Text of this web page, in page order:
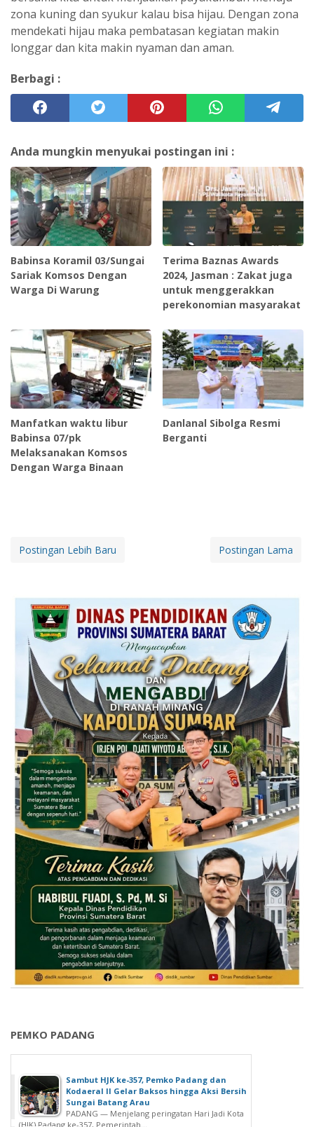
zona kuning dan syukur kalau bisa hijau. Dengan zona
mendekati hijau maka pembatasan kegiatan makin
longgar dan kita makin nyaman dan aman.
Berbagi :
Anda mungkin menyukai postingan ini :
Babinsa Koramil 03/Sungai
Sariak Komsos Dengan
Warga Di Warung
Terima Baznas Awards
2024, Jasman : Zakat juga
untuk menggerakkan
perekonomian masyarakat
Manfatkan waktu libur
Babinsa 07/pk
Melaksanakan Komsos
Dengan Warga Binaan
Danlanal Sibolga Resmi
Berganti
Postingan Lebih Baru Postingan Lama
PEMKO PADANG
Sambut HJK ke-357, Pemko Padang dan
Kodaeral II Gelar Baksos hingga Aksi Bersih
Sungai Batang Arau
PADANG — Menjelang peringatan Hari Jadi Kota
(HJK) Padang ke-357, Pemerintah...